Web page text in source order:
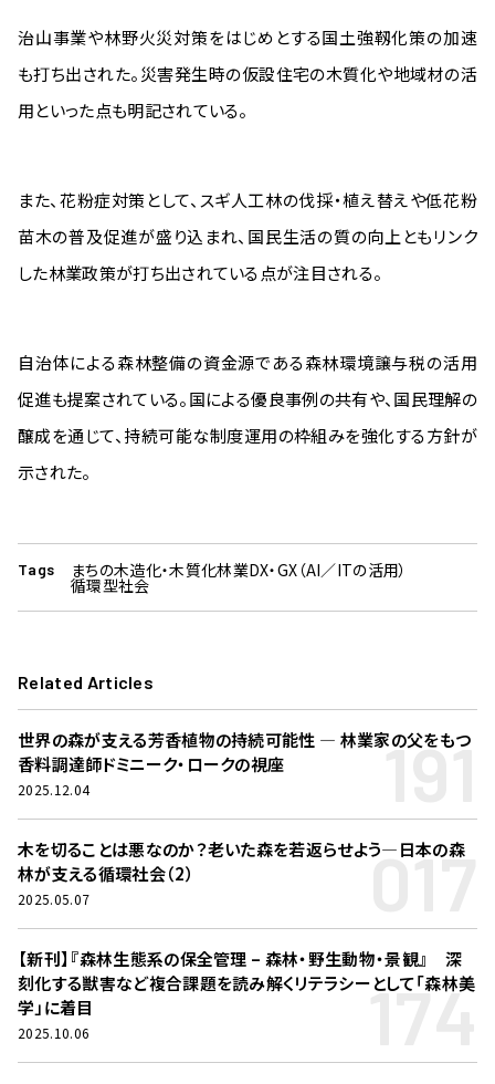
治山事業や林野火災対策をはじめとする国土強靱化策の加速
も打ち出された。災害発生時の仮設住宅の木質化や地域材の活
用といった点も明記されている。
また、花粉症対策として、スギ人工林の伐採・植え替えや低花粉
苗木の普及促進が盛り込まれ、国民生活の質の向上ともリンク
した林業政策が打ち出されている点が注目される。
自治体による森林整備の資金源である森林環境譲与税の活用
促進も提案されている。国による優良事例の共有や、国民理解の
醸成を通じて、持続可能な制度運用の枠組みを強化する方針が
示された。
Tags まちの木造化・木質化林業DX・GX（AI／ITの活用）
循環型社会
Related Articles
世界の森が支える芳香植物の持続可能性 ― 林業家の父をもつ
香料調達師ドミニーク・ロークの視座
191
2025.12.04
木を切ることは悪なのか？老いた森を若返らせよう―日本の森
林が支える循環社会（2）
017
2025.05.07
【新刊】『森林生態系の保全管理 – 森林・野生動物・景観』 深
刻化する獣害など複合課題を読み解くリテラシーとして「森林美
学」に着目
174
2025.10.06